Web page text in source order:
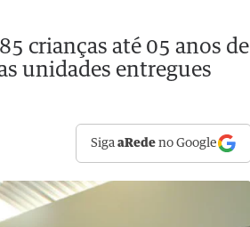
crianças até 05 anos de
unidades entregues
SigaaRede no Google